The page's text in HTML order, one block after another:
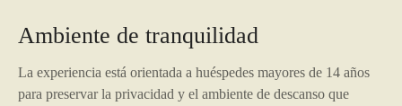
Ambiente de tranquilidad
La experiencia está orientada a huéspedes mayores de 14 años
para preservar la privacidad y el ambiente de descanso que